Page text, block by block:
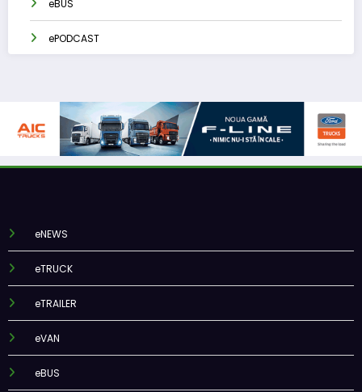
eBUS
ePODCAST
eNEWS
eTRUCK
eTRAILER
eVAN
eBUS